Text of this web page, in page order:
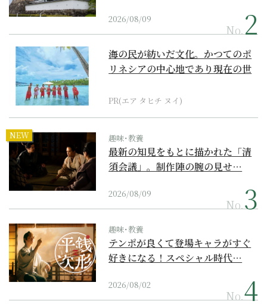
2026/08/09
No.
海の民が紡いだ文化。かつてのポ
リネシアの中心地であり現在の世
PR(エア タヒチ ヌイ)
NEW 趣味･教養
最新の知見をもとに描かれた「清
須会議」。制作陣の腕の見せ…
2026/08/09
No.
趣味･教養
テンポが良くて登場キャラがすぐ
好きになる！スペシャル時代…
2026/08/02
No.